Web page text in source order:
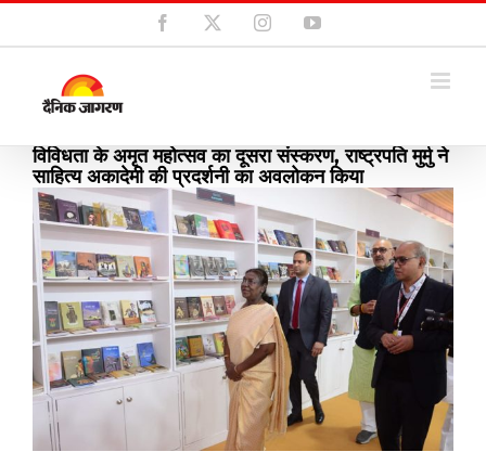
Skip
to
Facebook InstagramYouTube
विविधता के अमृत महोत्सव का दूसरा संस्करण, राष्ट्रपति मुर्मु ने
साहित्य अकादेमी की प्रदर्शनी का अवलोकन किया
View
Larger
Image